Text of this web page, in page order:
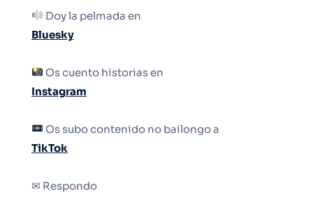
Doy la pelmada en
Bluesky
Os cuento historias en
Instagram
Os subo contenido no bailongo a
TikTok
✉ Respondo